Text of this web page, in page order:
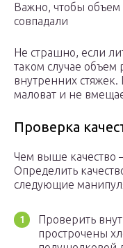
Важно, чтобы объем
совпадали
Не страшно, если
таком случае
внутренних стяжек.
маловат и не
Проверка
Чем выше качество
Определить
следующие
Проверить
прострочены